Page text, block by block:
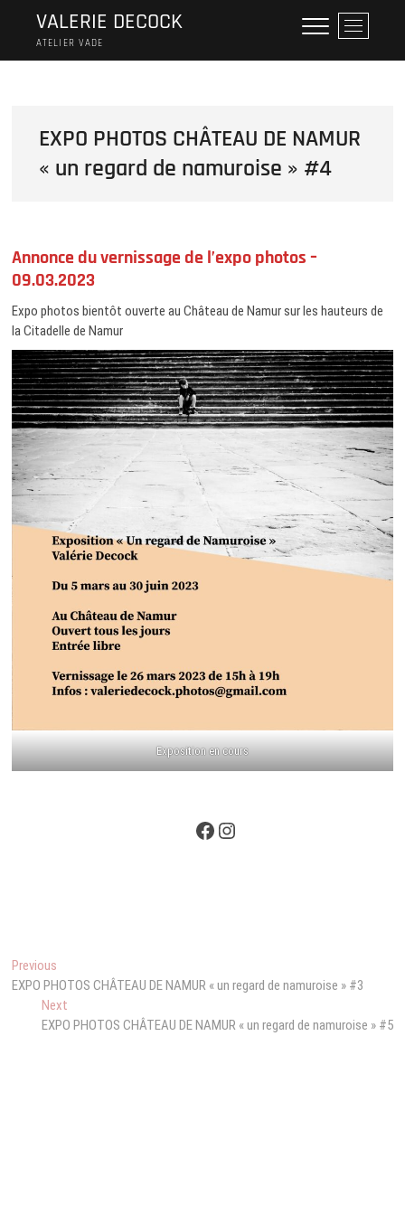
content
VALERIE DECOCK
ATELIER VADE
M
e
n
t
EXPO PHOTOS CHÂTEAU DE NAMUR
« un regard de namuroise » #4
Annonce du vernissage de l’expo photos –
09.03.2023
Expo photos bientôt ouverte au Château de Namur sur les hauteurs de
la Citadelle de Namur
Exposition en cours
Facebook
Instagram
Navigation
de
l’article
Previous
post:
EXPO PHOTOS CHÂTEAU DE NAMUR « un regard de namuroise » #3
NextNext
post:
EXPO PHOTOS CHÂTEAU DE NAMUR « un regard de namuroise » #5